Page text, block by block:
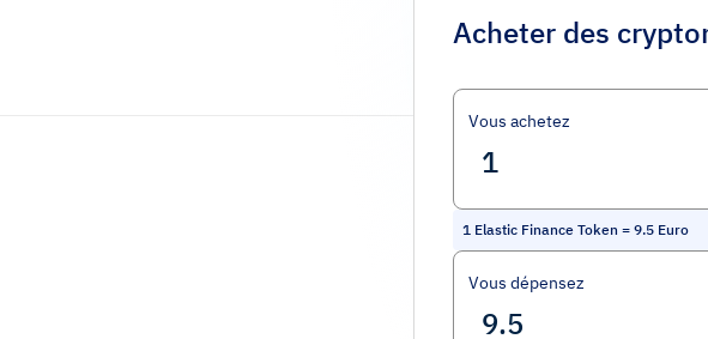
Acheter des
Vous achetez
1 Elastic Finance Token = 9.5 Euro
Vous dépensez